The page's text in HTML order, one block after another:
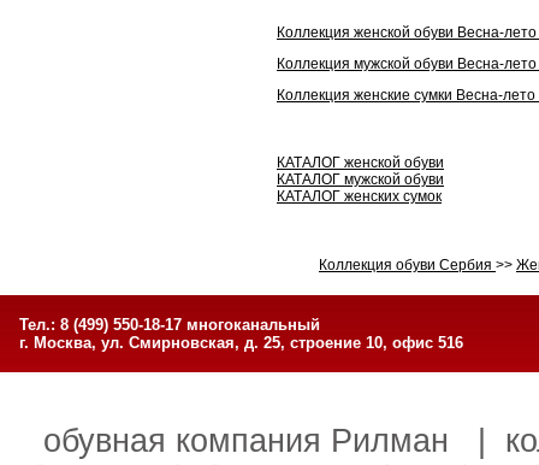
Коллекция женской обуви Весна-
Коллекция мужской обуви Весна-
Коллекция женские сумки Весна-
КАТАЛОГ женской обуви
КАТАЛОГ мужской обуви
КАТАЛОГ женских сумок
Коллекция обуви Сербия >>
Тел.: 8 (499) 550-18-17 многоканальный
г. Москва, ул. Смирновская, д. 25, строение 10, офис 516
обувная компания Рилман